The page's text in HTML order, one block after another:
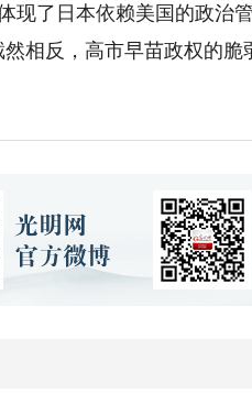
现了日本依赖美国的政治
相反，高市早苗政权的脆